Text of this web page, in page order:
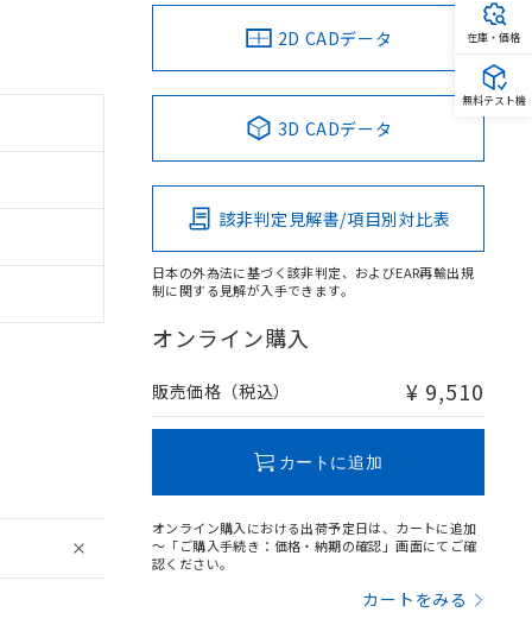
2D CADデータ
3D CADデータ
該非判定見解書/項目別対比表
日本の外為法に基づく該非判定、およびEAR再輸出規
制に関する見解が入手できます。
オンライン購入
販売価格（税込） ¥ 9,510
カートに追加
オンライン購入における出荷予定日は、カートに追加
～「ご購入手続き：価格・納期の確認」画面にてご確
認ください。
カートをみる
在庫・価格
無料テスト機